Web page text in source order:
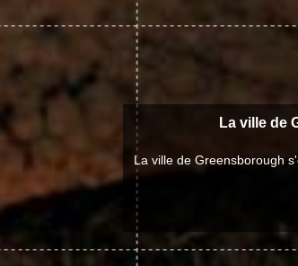
La ville de
La ville de Greensborough